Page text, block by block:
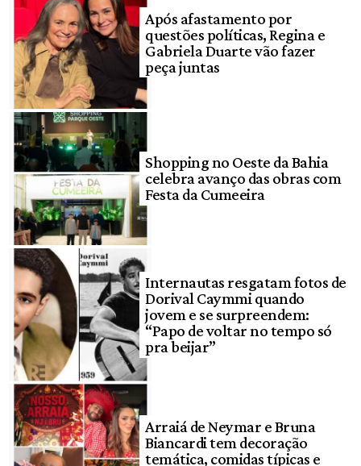
Após afastamento por
questões políticas, Regina e
Gabriela Duarte vão fazer
peça juntas
Shopping no Oeste da Bahia
celebra avanço das obras com
Festa da Cumeeira
Internautas resgatam fotos de
Dorival Caymmi quando
jovem e se surpreendem:
“Papo de voltar no tempo só
pra beijar”
Arraiá de Neymar e Bruna
Biancardi tem decoração
temática, comidas típicas e